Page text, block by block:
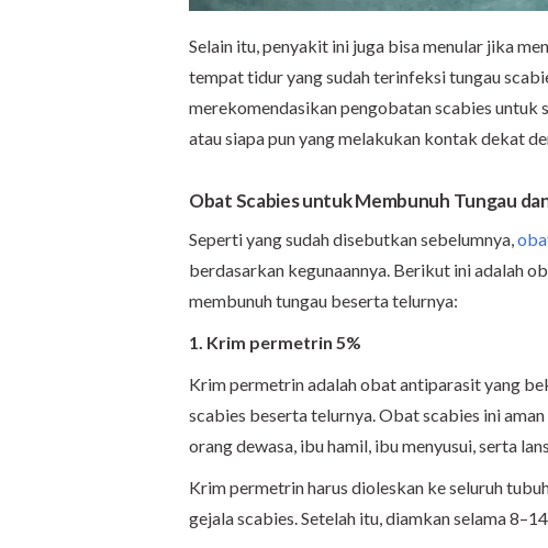
Selain itu, penyakit ini juga bisa menular jika
tempat tidur yang sudah terinfeksi tungau
merekomendasikan pengobatan scabies untuk
atau siapa pun yang melakukan kontak dekat
Obat Scabies untuk Membunuh Tungau
Seperti yang sudah disebutkan sebelumnya,
berdasarkan kegunaannya. Berikut ini adalah
membunuh tungau beserta telurnya:
1. Krim permetrin 5%
Krim permetrin adalah obat antiparasit yang
scabies beserta telurnya. Obat scabies ini
orang dewasa, ibu hamil, ibu menyusui, serta
Krim permetrin harus dioleskan ke seluruh
gejala scabies. Setelah itu, diamkan selama